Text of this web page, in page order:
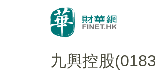
九興控股